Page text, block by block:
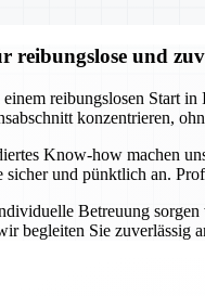
und
reibungslosen Start
konzentrieren,
Know-how machen
und pünktlich an.
Betreuung
begleiten Sie